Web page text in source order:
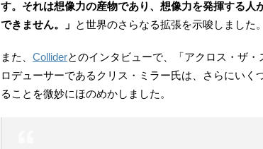
す。それは想像力の産物であり、想像力を発揮する人
できません。」
と世界のさらなる拡張を示唆しました。
また、 Colliderとのインタビューで、「アクロス・ザ
ロデューサーであるクリス・ミラー氏は、さらにいく
ることを微妙にほのめかしました。